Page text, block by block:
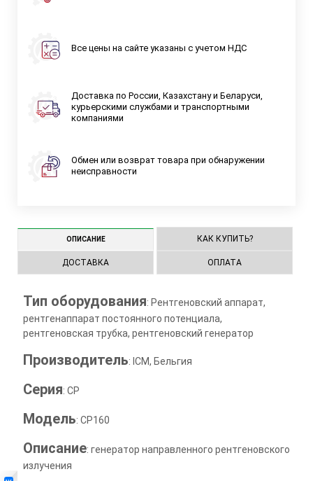
Все цены на сайте указаны с учетом НДС
Доставка по России, Казахстану и Беларуси,
курьерскими службами и транспортными
компаниями
Обмен или возврат товара при обнаружении
неисправности
ОПИСАНИЕ КАК КУПИТЬ?
ДОСТАВКА ОПЛАТА
Тип оборудования: Рентгеновский аппарат,
рентгенаппарат постоянного потенциала,
рентгеновская трубка, рентгеновский генератор
Производитель: ICM, Бельгия
Серия: CP
Модель: CP160
Описание: генератор направленного рентгеновского
излучения